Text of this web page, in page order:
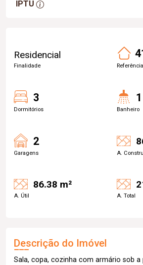
IPTU
Residencial
Finalidade Referência
3
Dormitórios
1
Banheiro
2
Garagens A.
86.38 m²
A. Útil A. Total
Descrição do Imóvel
Sala, copa, cozinha com armário sob a